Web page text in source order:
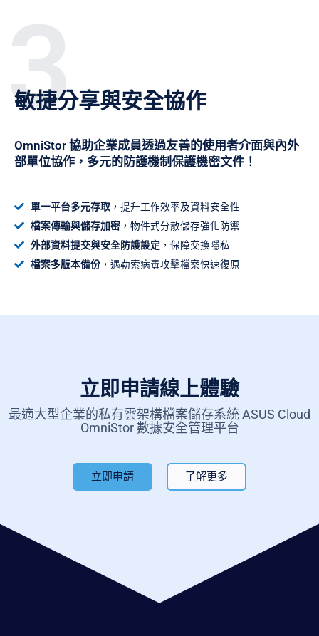
3
敏捷分享與安全協作
OmniStor 協助企業成員透過友善的使用者介面與內外
部單位協作，多元的防護機制保護機密文件！
單一平台多元存取，提升工作效率及資料安全性
檔案傳輸與儲存加密，物件式分散儲存強化防禦
外部資料提交與安全防護設定，保障交換隱私
檔案多版本備份，遇勒索病毒攻擊檔案快速復原
立即申請線上體驗
最適大型企業的私有雲架構檔案儲存系統 ASUS Cloud
OmniStor 數據安全管理平台
立即申請 了解更多